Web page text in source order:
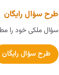
طرح سؤال رایگان
سؤال ملکی خود را
طرح سؤال رایگان